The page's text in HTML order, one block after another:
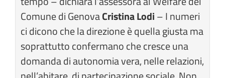
Comune di GenovaCristina Lodi– I numeri
ci dicono che la direzione è quella giusta ma
soprattutto confermano che cresce una
domanda di autonomia vera, nelle relazioni,